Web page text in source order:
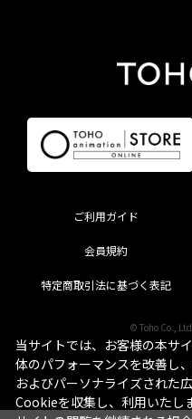
ご利用ガイド
会員規約
特定商取引法に基づく表記
© Toho Co.,
当サイトでは、お客様の本サ
体のパフォーマンスを改善し
およびパーソナライズされた
Cookieを収集し、利用いたし